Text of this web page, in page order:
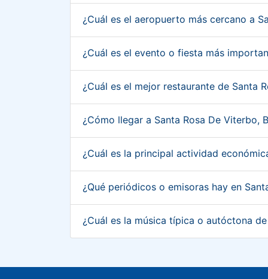
¿Cuál es el aeropuerto más cercano a
¿Cuál es el evento o fiesta más
¿Cuál es el mejor restaurante de Santa
¿Cómo llegar a Santa Rosa De Viterbo,
¿Cuál es la principal actividad
¿Qué periódicos o emisoras hay en
¿Cuál es la música típica o autóctona